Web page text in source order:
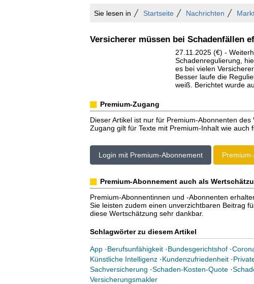
Sie lesen in Startseite Nachrichten
Versicherer müssen bei Schadenfällen
27.11.2025 (€) -
Schadenregulierung,
es bei vielen
Besser laufe die
weiß. Berichtet wurde
Premium-Zugang
Dieser Artikel ist nur für Premium-Abonnenten
Zugang gilt für Texte mit Premium-Inhalt wie auch
Login mit Premium-Abonnement
Premium-Abonnement auch als
Premium-Abonnentinnen und -Abonnenten
Sie leisten zudem einen unverzichtbaren Beitrag
diese Wertschätzung sehr dankbar.
Schlagwörter zu diesem Artikel
App·Berufsunfähigkeit·Bundesgerichtshof·
Künstliche Intelligenz·Kundenzufriedenheit·
Sachversicherung ·Schaden-Kosten-Quote·
Versicherungsmakler